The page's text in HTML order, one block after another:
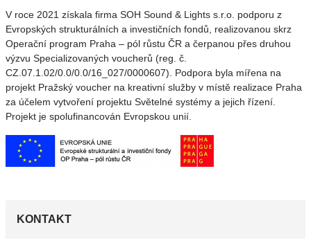
V roce 2021 získala firma SOH Sound & Lights s.r.o. podporu z
Evropských strukturálních a investičních fondů, realizovanou skrz
Operační program Praha – pól růstu ČR a čerpanou přes druhou
výzvu Specializovaných voucherů (reg. č.
CZ.07.1.02/0.0/0.0/16_027/0000607). Podpora byla mířena na
projekt Pražský voucher na kreativní služby v místě realizace Praha
za účelem vytvoření projektu Světelné systémy a jejich řízení.
Projekt je spolufinancován Evropskou unií.
KONTAKT